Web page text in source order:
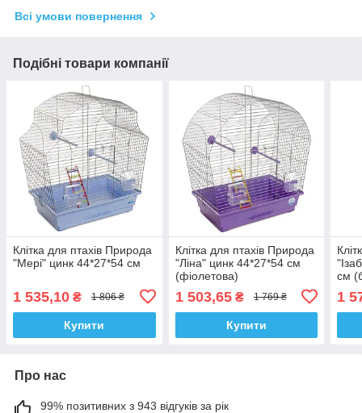
Всі умови повернення
Подібні товари компанії
Клітка для птахів Природа
"Мері" цинк 44*27*54 см
1 535,10 ₴ 1 806 ₴
Купити
Клітка для птахів Природа
"Ліна" цинк 44*27*54 см
(фіолетова)
1 503,65₴ 1 769 ₴
Купити
см
1
Про нас
99% позитивних з 943 відгуків за рік